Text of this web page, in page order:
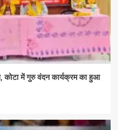
कोटा में गुरु वंदन कार्यक्रम का हुआ